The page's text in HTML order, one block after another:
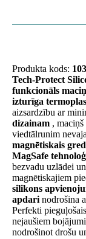
Produkta kods:
Tech-Protect
funkcionāls
izturīga
aizsardzību ar
dizainam ,
viedtālrunim
magnētiskais
MagSafe
bezvadu uzlādei
magnētiskajiem
silikons
apdarinodrošina
Perfekti
nejaušiem
nodrošinot drošu